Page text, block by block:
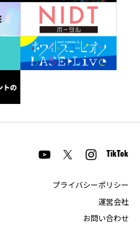
TikTok
プライバシーポリシー
運営会社
お問い合わせ